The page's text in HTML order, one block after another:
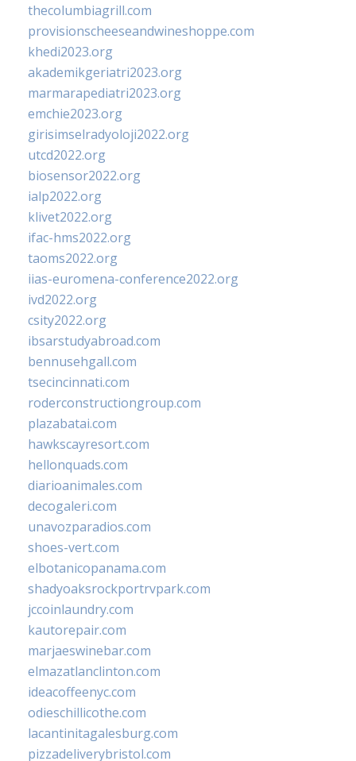
thecolumbiagrill.com
provisionscheeseandwineshoppe.com
khedi2023.org
akademikgeriatri2023.org
marmarapediatri2023.org
emchie2023.org
girisimselradyoloji2022.org
utcd2022.org
biosensor2022.org
ialp2022.org
klivet2022.org
ifac-hms2022.org
taoms2022.org
iias-euromena-conference2022.org
ivd2022.org
csity2022.org
ibsarstudyabroad.com
bennusehgall.com
tsecincinnati.com
roderconstructiongroup.com
plazabatai.com
hawkscayresort.com
hellonquads.com
diarioanimales.com
decogaleri.com
unavozparadios.com
shoes-vert.com
elbotanicopanama.com
shadyoaksrockportrvpark.com
jccoinlaundry.com
kautorepair.com
marjaeswinebar.com
elmazatlanclinton.com
ideacoffeenyc.com
odieschillicothe.com
lacantinitagalesburg.com
pizzadeliverybristol.com